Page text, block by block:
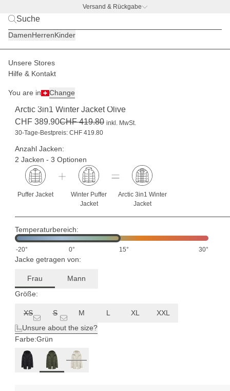
Versand & Rückgabe
DamenHerrenKinder
Unsere Stores
Hilfe & Kontakt
You are in Change
Damen Jacken
(0)
Arctic 3in1 Winter Jacket Olive
CHF 389.90CHF 419.80 inkl. MwSt.
30-Tage-Bestpreis: CHF 419.80
Anzahl Jacken:
2 Jacken - 3 Optionen
Puffer Jacket
Winter Puffer
Jacket
Arctic 3in1 Winter
Jacket
Temperaturbereich:
-20° 0° 15° 30°
Jacke getragen von:
Frau
Mann
Größe:
XS S M L XL
XXL
Unsure about the size?
Farbe:Grün